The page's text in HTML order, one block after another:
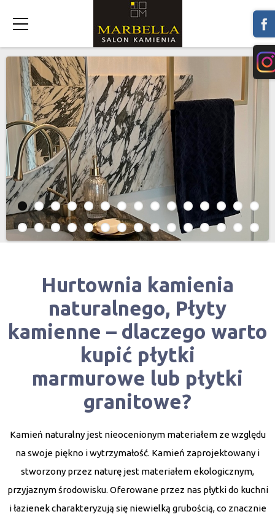
Hurtownia kamienia
naturalnego, Płyty
kamienne – dlaczego warto
kupić płytki
marmurowe lub płytki
granitowe?
Kamień naturalnyjest nieocenionym materiałem ze względu
na swoje piękno i wytrzymałość. Kamień zaprojektowany i
stworzony przez naturę jest materiałem ekologicznym,
przyjaznym środowisku. Oferowane przez nas płytki do kuchni
i łazienek charakteryzują się niewielką grubością, co znacznie